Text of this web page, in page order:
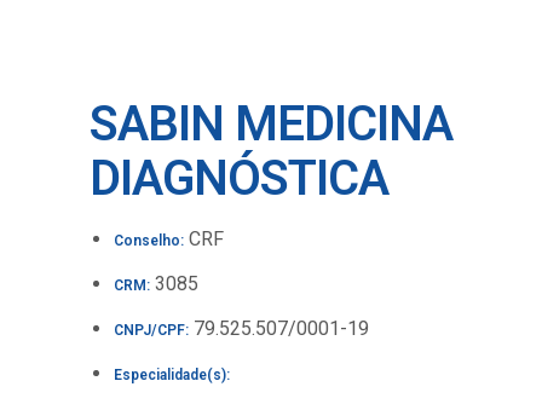
SABIN MEDICINA
DIAGNÓSTICA
Conselho: CRF
CRM: 3085
CNPJ/CPF: 79.525.507/0001-19
Especialidade(s):